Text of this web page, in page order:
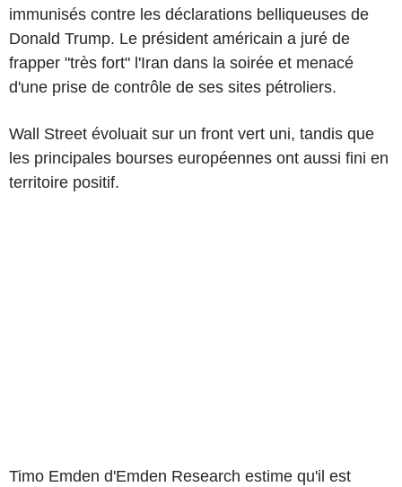
immunisés contre les déclarations belliqueuses de
Donald Trump. Le président américain a juré de
frapper "très fort" l'Iran dans la soirée et menacé
d'une prise de contrôle de ses sites pétroliers.
Wall Street évoluait sur un front vert uni, tandis que
les principales bourses européennes ont aussi fini en
territoire positif.
Timo Emden d'Emden Research estime qu'il est